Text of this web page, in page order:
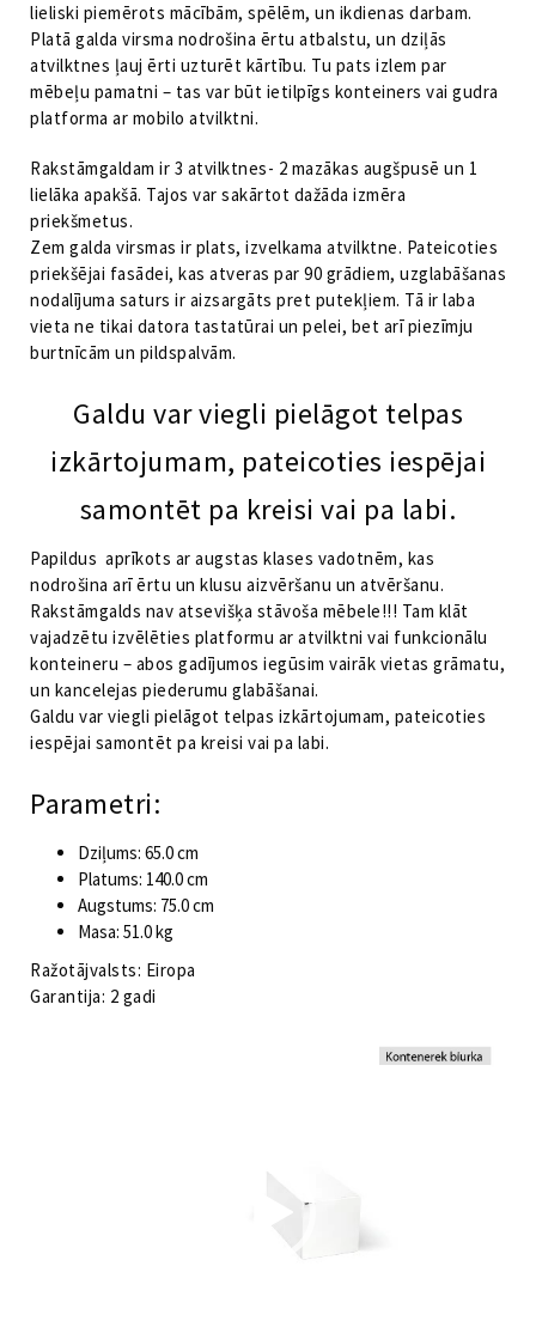
lieliski piemērots mācībām, spēlēm, un ikdienas darbam.
Platā galda virsma nodrošina ērtu atbalstu, un dziļās
atvilktnes ļauj ērti uzturēt kārtību. Tu pats izlem par
mēbeļu pamatni – tas var būt ietilpīgs konteiners vai gudra
platforma ar mobilo atvilktni.
Rakstāmgaldam ir 3 atvilktnes- 2 mazākas augšpusē un 1
lielāka apakšā. Tajos var sakārtot dažāda izmēra
priekšmetus.
Zem galda virsmas ir plats, izvelkama atvilktne. Pateicoties
priekšējai fasādei, kas atveras par 90 grādiem, uzglabāšanas
nodalījuma saturs ir aizsargāts pret putekļiem. Tā ir laba
vieta ne tikai datora tastatūrai un pelei, bet arī piezīmju
burtnīcām un pildspalvām.
Galdu var viegli pielāgot telpas
izkārtojumam, pateicoties iespējai
samontēt pa kreisi vai pa labi.
Papildus aprīkots ar augstas klases vadotnēm, kas
nodrošina arī ērtu un klusu aizvēršanu un atvēršanu.
Rakstāmgalds nav atsevišķa stāvoša mēbele!!! Tam klāt
vajadzētu izvēlēties platformu ar atvilktni vai funkcionālu
konteineru – abos gadījumos iegūsim vairāk vietas grāmatu,
un kancelejas piederumu glabāšanai.
Galdu var viegli pielāgot telpas izkārtojumam, pateicoties
iespējai samontēt pa kreisi vai pa labi.
Parametri:
Dziļums: 65.0 cm
Platums: 140.0 cm
Augstums: 75.0 cm
Masa: 51.0 kg
Ražotājvalsts: Eiropa
Garantija: 2 gadi